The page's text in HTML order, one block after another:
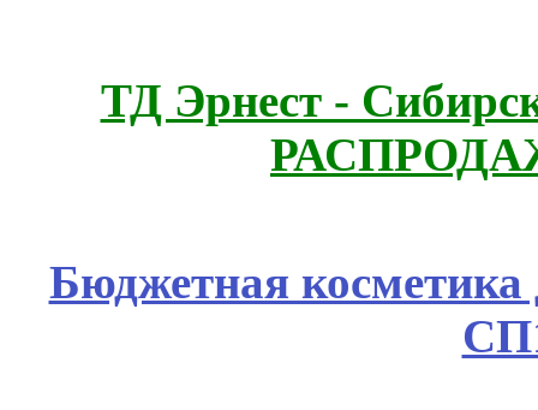
ТД Эрнест -
Бюджетная косметика